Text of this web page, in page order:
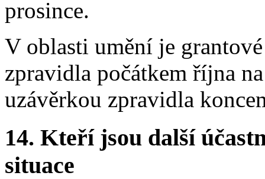
prosince.
V oblasti umění je
zpravidla počátkem října
uzávěrkou zpravidla
14. Kteří jsou další
situace